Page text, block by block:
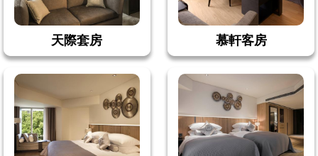
天際套房 慕軒客房